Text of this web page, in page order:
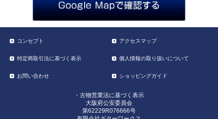
コンセプト アクセスマップ
特定商取引法に基づく表示 個人情報の取り扱いについて
お問い合わせ ショッピングガイド
・古物営業法に基づく表示
大阪府公安委員会
第62229R076666号